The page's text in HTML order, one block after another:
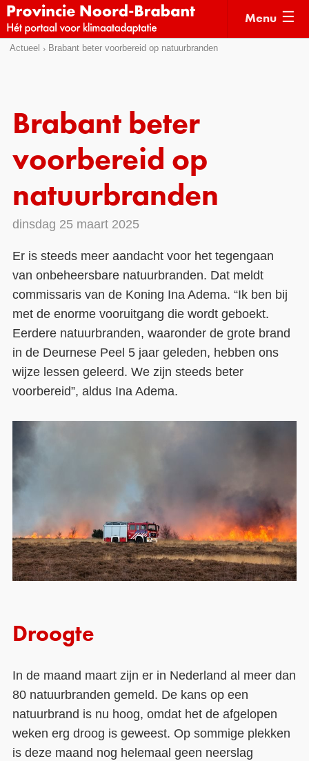
Sla
naar
menu
naar
pagina
Menu
Actueel Brabant beter voorbereid op natuurbranden
Brabant beter
voorbereid op
natuurbranden
dinsdag 25 maart 2025
Er is steeds meer aandacht voor het tegengaan
van onbeheersbare natuurbranden. Dat meldt
commissaris van de Koning Ina Adema. “Ik ben bij
met de enorme vooruitgang die wordt geboekt.
Eerdere natuurbranden, waaronder de grote brand
in de Deurnese Peel 5 jaar geleden, hebben ons
wijze lessen geleerd. We zijn steeds beter
voorbereid”, aldus Ina Adema.
Droogte
In de maand maart zijn er in Nederland al meer dan
80 natuurbranden gemeld. De kans op een
natuurbrand is nu hoog, omdat het de afgelopen
weken erg droog is geweest. Op sommige plekken
is deze maand nog helemaal geen neerslag
Actueel
Klimaatverhalen
Hulpmiddelen
Voorbeelden
Subsidies
Monitoring
Contact
Over ons
LIFE-IP Klimaatadaptatie
Weerbaar Dommelland